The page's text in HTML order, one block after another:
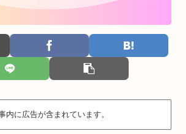
内に広告が含まれています。